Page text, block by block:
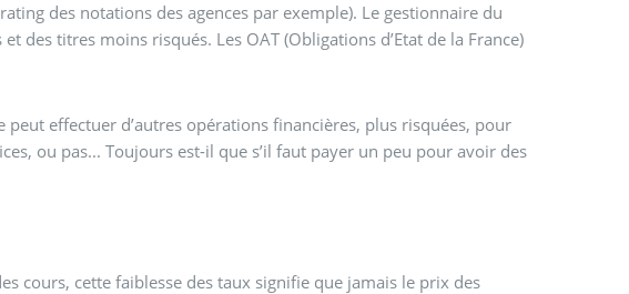
des notations des agences par exemple). Le gestionnaire du
des titres moins risqués. Les OAT (Obligations d’Etat de la France)
effectuer d’autres opérations financières, plus risquées, pour
ou pas... Toujours est-il que s’il faut payer un peu pour avoir des
cours, cette faiblesse des taux signifie que jamais le prix des